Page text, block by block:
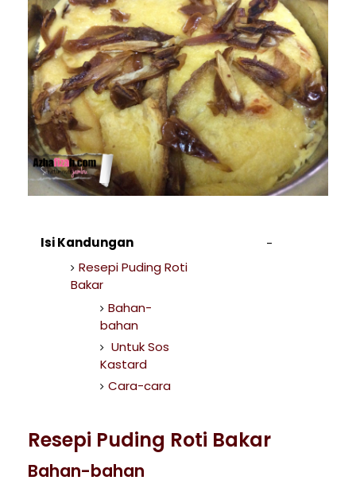
Isi Kandungan
Resepi Puding Roti
Bakar
Bahan-
bahan
Untuk Sos
Kastard
Cara-cara
Resepi Puding Roti Bakar
Bahan-bahan